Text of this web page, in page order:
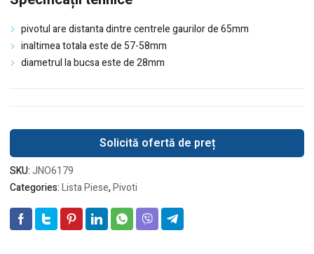
pivotul are distanta dintre centrele gaurilor de 65mm
inaltimea totala este de 57-58mm
diametrul la bucsa este de 28mm
Solicită ofertă de preț
SKU:JNO6179
Categories:Lista Piese,Pivoti